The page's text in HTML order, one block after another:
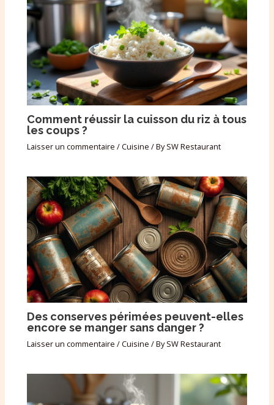
Comment réussir la cuisson du riz à tous
les coups ?
Laisser un commentaire /Cuisine / BySW Restaurant
Des conserves périmées peuvent-elles
encore se manger sans danger ?
Laisser un commentaire /Cuisine / BySW Restaurant